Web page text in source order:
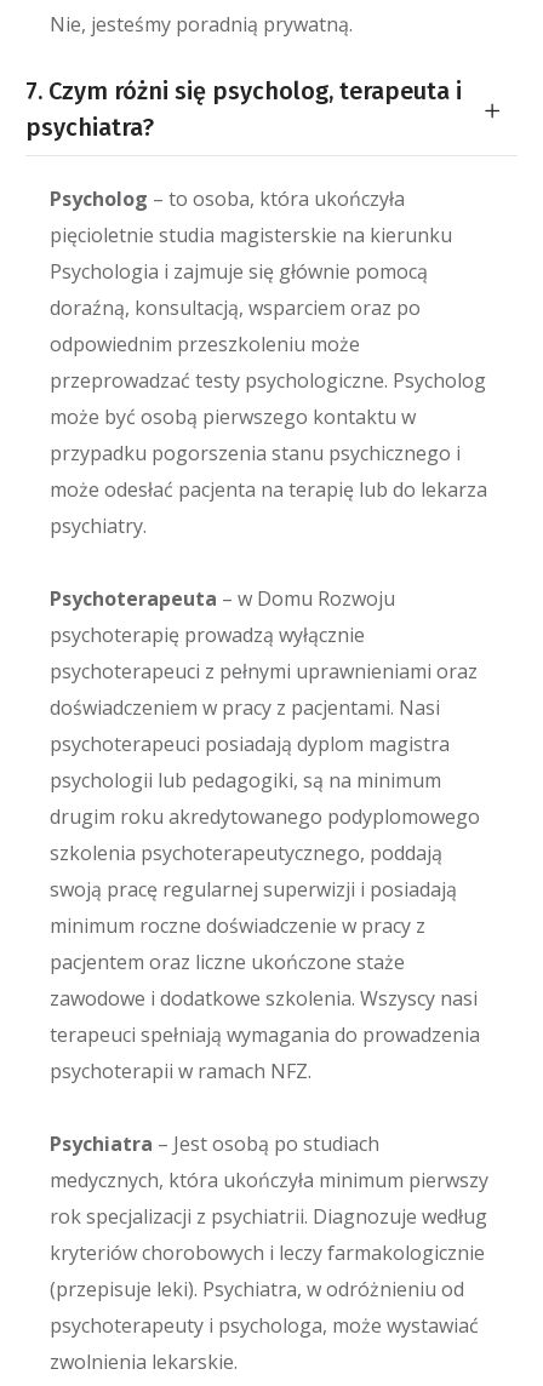
Nie, jesteśmy poradnią prywatną.
7. Czym różni się psycholog, terapeuta i
psychiatra?
Psycholog – to osoba, która ukończyła
pięcioletnie studia magisterskie na kierunku
Psychologia i zajmuje się głównie pomocą
doraźną, konsultacją, wsparciem oraz po
odpowiednim przeszkoleniu może
przeprowadzać testy psychologiczne. Psycholog
może być osobą pierwszego kontaktu w
przypadku pogorszenia stanu psychicznego i
może odesłać pacjenta na terapię lub do lekarza
psychiatry.
Psychoterapeuta – w Domu Rozwoju
psychoterapię prowadzą wyłącznie
psychoterapeuci z pełnymi uprawnieniami oraz
doświadczeniem w pracy z pacjentami. Nasi
psychoterapeuci posiadają dyplom magistra
psychologii lub pedagogiki, są na minimum
drugim roku akredytowanego podyplomowego
szkolenia psychoterapeutycznego, poddają
swoją pracę regularnej superwizji i posiadają
minimum roczne doświadczenie w pracy z
pacjentem oraz liczne ukończone staże
zawodowe i dodatkowe szkolenia. Wszyscy nasi
terapeuci spełniają wymagania do prowadzenia
psychoterapii w ramach NFZ.
Psychiatra – Jest osobą po studiach
medycznych, która ukończyła minimum pierwszy
rok specjalizacji z psychiatrii. Diagnozuje według
kryteriów chorobowych i leczy farmakologicznie
(przepisuje leki). Psychiatra, w odróżnieniu od
psychoterapeuty i psychologa, może wystawiać
zwolnienia lekarskie.